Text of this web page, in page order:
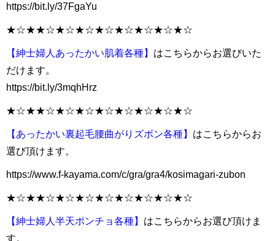
https://bit.ly/37FgaYu
★☆★★☆★☆★☆★☆★☆★☆★☆★☆
【紳士婦人あったかい肌着各種】 はこちらからお選びいた
だけます。
https://bit.ly/3mqhHrz
★☆★★☆★☆★☆★☆★☆★☆★☆★☆
【あったかい裏起毛腰曲がりズボン各種】 はこちらからお
選び頂けます。
https://www.f-kayama.com/c/gra/gra4/kosimagari-zubon
★☆★★☆★☆★☆★☆★☆★☆★☆★☆
【紳士婦人半天ポンチョ各種】 はこちらからお選び頂けま
す。